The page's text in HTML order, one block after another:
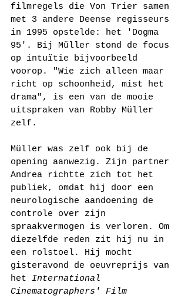
filmregels die Von Trier samen
met 3 andere Deense regisseurs
in 1995 opstelde: het 'Dogma
95'. Bij Müller stond de focus
op intuïtie bijvoorbeeld
voorop. "Wie zich alleen maar
richt op schoonheid, mist het
drama", is een van de mooie
uitspraken van Robby Müller
zelf.
Müller was zelf ook bij de
opening aanwezig. Zijn partner
Andrea richtte zich tot het
publiek, omdat hij door een
neurologische aandoening de
controle over zijn
spraakvermogen is verloren. Om
diezelfde reden zit hij nu in
een rolstoel. Hij mocht
gisteravond de oeuvreprijs van
het International
Cinematographers' Film